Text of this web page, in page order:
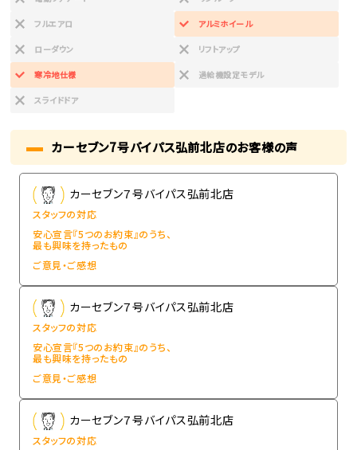
フルエアロ アルミホイール
ローダウン リフトアップ
寒冷地仕様 過給機設定モデル
スライドドア
カーセブン7号バイパス弘前北店のお客様の声
カーセブン７号バイパス弘前北店
スタッフの対応
安心宣言『5つのお約束』のうち、
最も興味を持ったもの
ご意見・ご感想
カーセブン７号バイパス弘前北店
スタッフの対応
安心宣言『5つのお約束』のうち、
最も興味を持ったもの
ご意見・ご感想
カーセブン７号バイパス弘前北店
スタッフの対応